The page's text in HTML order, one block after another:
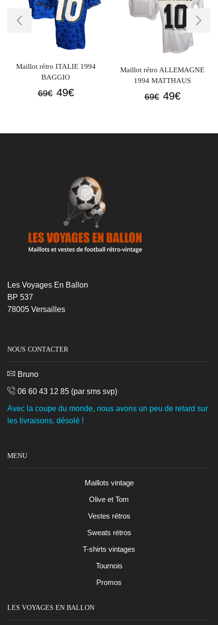
Maillot rétro ITALIE 1994
BAGGIO
69€ Le
49€Le
Maillot rétro ALLEMAGNE
1994 MATTHAUS
69€ Le
était :
49€Le
est :
Les Voyages En Ballon
BP 537
78005 Versailles
NOUS CONTACTER
Bruno
06 60 43 12 85 (par sms svp)
Avec la coupe du monde, nous avons un peu de retard sur
les livraisons, désolé !
MENU
Maillots vintage
Olive et Tom
Vestes rétros
Sweats rétros
T-shirts vintages
Tournois
Promos
LES VOYAGES EN BALLON